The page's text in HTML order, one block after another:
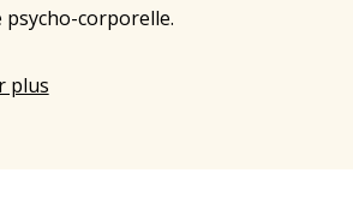
psycho-corporelle.
plus